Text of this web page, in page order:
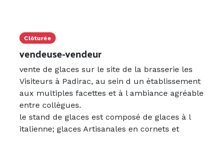
Clôturée
vendeuse-vendeur
vente de glaces sur le site de la brasserie les
Visiteurs à Padirac, au sein d un établissement
aux multiples facettes et à l ambiance agréable
entre collègues.
le stand de glaces est composé de glaces à l
italienne; glaces Artisanales en cornets et